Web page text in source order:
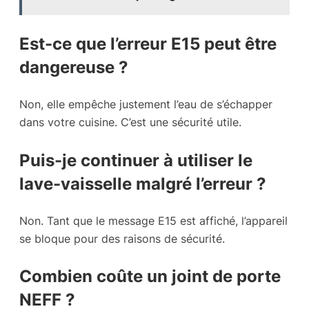
Est-ce que l’erreur E15 peut être
dangereuse ?
Non, elle empêche justement l’eau de s’échapper
dans votre cuisine. C’est une sécurité utile.
Puis-je continuer à utiliser le
lave-vaisselle malgré l’erreur ?
Non. Tant que le message E15 est affiché, l’appareil
se bloque pour des raisons de sécurité.
Combien coûte un joint de porte
NEFF ?